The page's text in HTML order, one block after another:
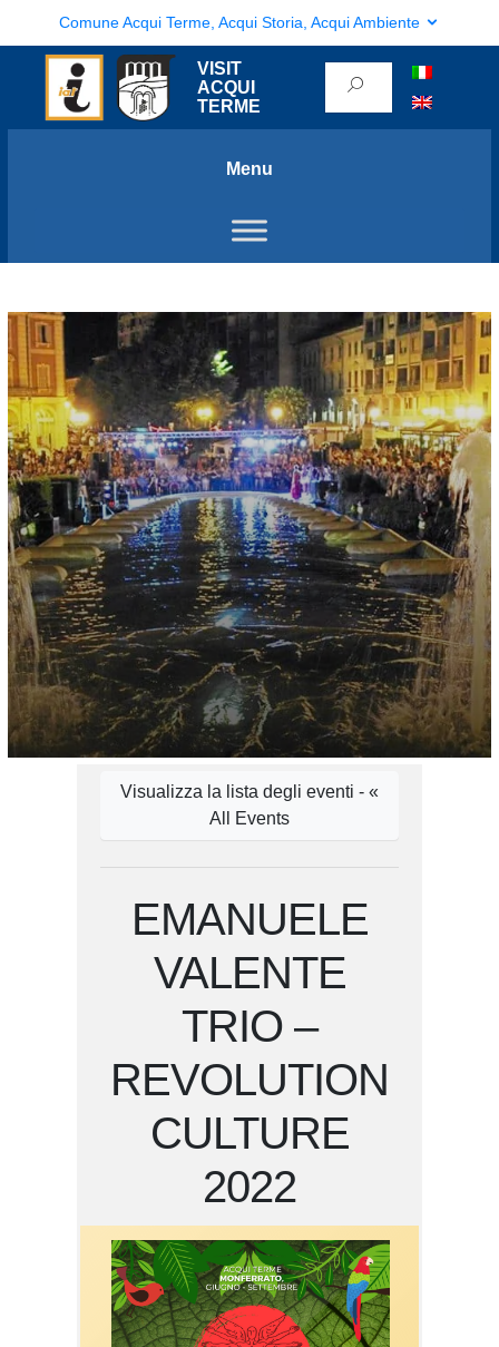
Comune Acqui Terme, Acqui Storia, Acqui Ambiente
VISIT
ACQUI
TERME
Menu
Visualizza la lista degli eventi - «
All Events
EMANUELE
VALENTE
TRIO –
REVOLUTION
CULTURE
2022